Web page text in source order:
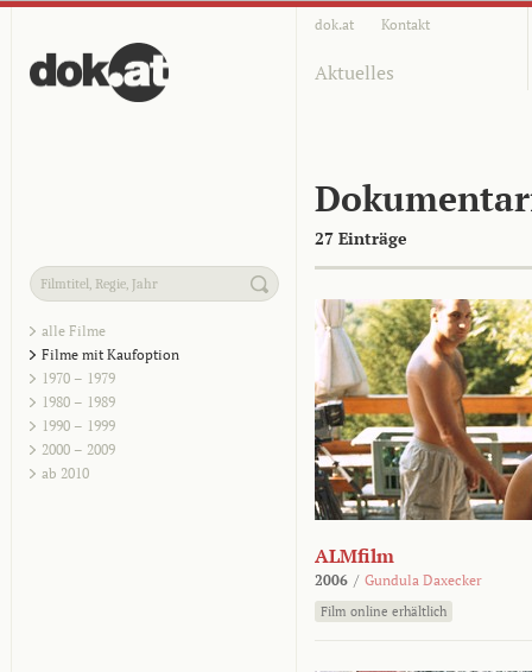
dok.at Kontakt
Aktuelles
27 Einträge
alle Filme
Filme mit Kaufoption
1970 – 1979
1980 – 1989
1990 – 1999
2000 – 2009
ab 2010
ALMfilm
2006 / Gundula Daxecker
Film online erhältlich